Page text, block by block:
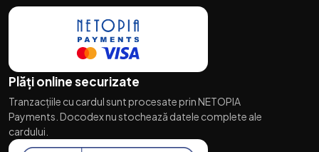
Plăți online securizate
Tranzacțiile cu cardul sunt procesate prin NETOPIA
Payments. Docodex nu stochează datele complete ale
cardului.